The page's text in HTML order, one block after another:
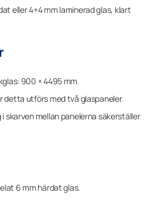
eller 4+4 mm lamineradglas, klart
900 × 4495 mm.
detta utförs med två glaspaneler.
skarven mellan panelerna säkerställer
6 mm härdat glas.